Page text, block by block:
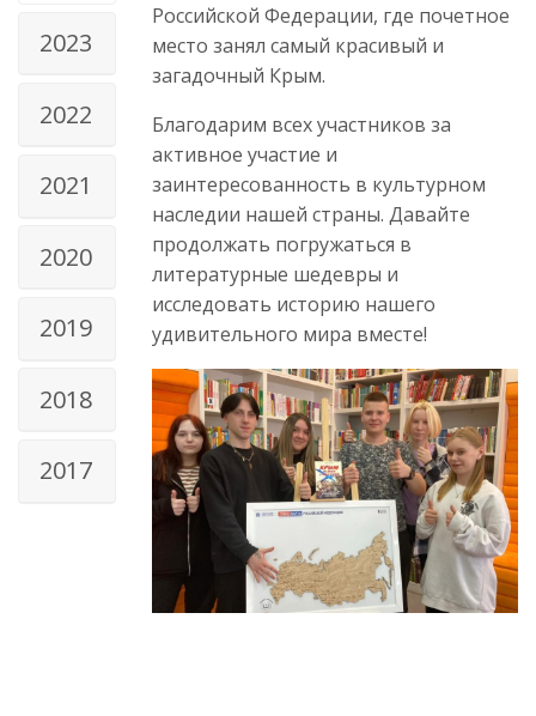
2023
2022
2021
2020
2019
2018
2017
Российской Федерации, где почетное
место занял самый красивый и
загадочный Крым.
Благодарим всех участников за
активное участие и
заинтересованность в культурном
наследии нашей страны. Давайте
продолжать погружаться в
литературные шедевры и
исследовать историю нашего
удивительного мира вместе!